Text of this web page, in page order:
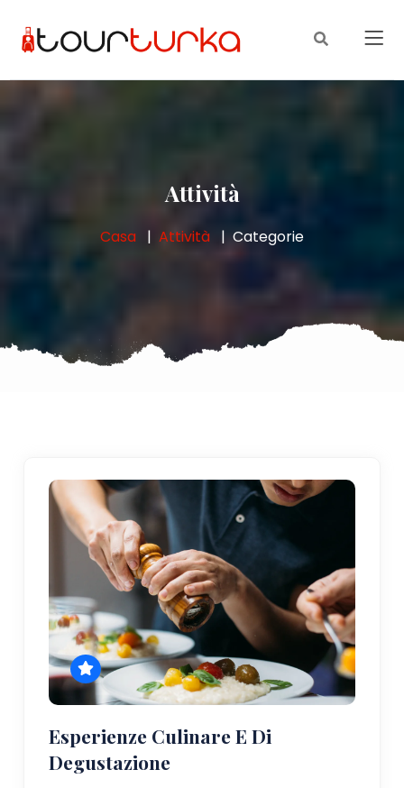
Attività
Casa Attività Categorie
Esperienze Culinare E Di
Degustazione